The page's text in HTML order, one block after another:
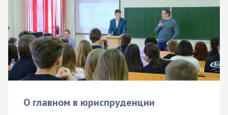
О главном в юриспруденции